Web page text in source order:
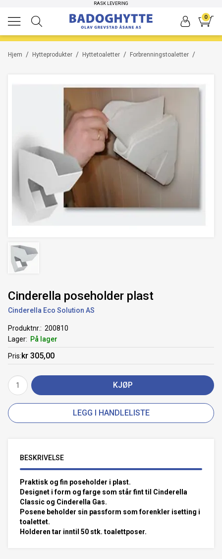
RASK LEVERING
0
/
Hjem /
Hytteprodukter /
Hyttetoaletter /
Forbrenningstoaletter
Cinderella poseholder plast
Cinderella Eco Solution AS
Produktnr.
200810
Lager
På lager
Pris kr 305,00
KJØP
LEGG I HANDLELISTE
BESKRIVELSE
Praktisk og fin poseholder i plast.
Designet i form og farge som står fint til Cinderella
Classic og Cinderella Gas.
Posene beholder sin passform som forenkler isetting i
toalettet.
Holderen tar inntil 50 stk. toalettposer.